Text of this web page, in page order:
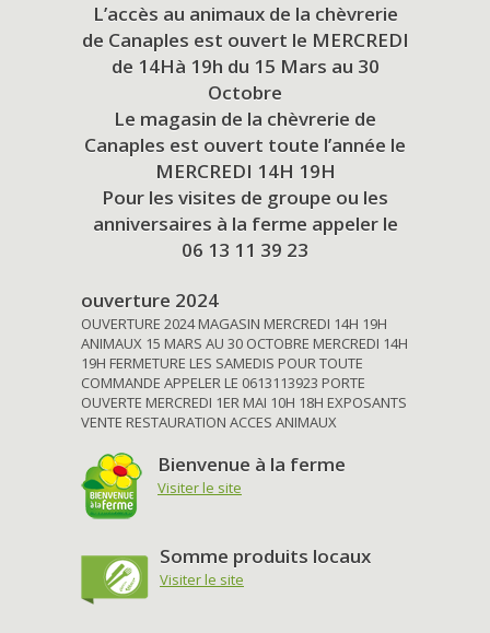
L’accès au animaux de la chèvrerie
de Canaples est ouvert le MERCREDI
de 14Hà 19h du 15 Mars au 30
Octobre
Le magasin de la chèvrerie de
Canaples est ouvert toute l’année le
MERCREDI 14H 19H
Pour les visites de groupe ou les
anniversaires à la ferme appeler le
06 13 11 39 23
ouverture 2024
OUVERTURE 2024 MAGASIN MERCREDI 14H 19H
ANIMAUX 15 MARS AU 30 OCTOBRE MERCREDI 14H
19H FERMETURE LES SAMEDIS POUR TOUTE
COMMANDE APPELER LE 0613113923 PORTE
OUVERTE MERCREDI 1ER MAI 10H 18H EXPOSANTS
VENTE RESTAURATION ACCES ANIMAUX
Bienvenue à la ferme
Visiter le site
Somme produits locaux
Visiter le site